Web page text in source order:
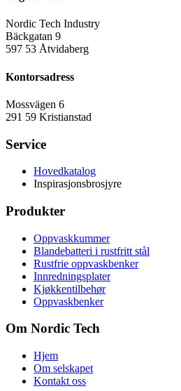
Nordic Tech Industry
Bäckgatan 9
597 53 Åtvidaberg
Kontorsadress
Mossvägen 6
291 59 Kristianstad
Service
Hovedkatalog
Inspirasjonsbrosjyre
Produkter
Oppvaskkummer
Blandebatteri i rustfritt stål
Rustfrie oppvaskbenker
Innredningsplater
Kjøkkentilbehør
Oppvaskbenker
Om Nordic Tech
Hjem
Om selskapet
Kontakt oss